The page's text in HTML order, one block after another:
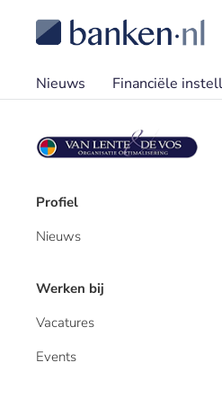
Nieuws Financiële
Profiel
Nieuws
Werken bij
Vacatures
Events